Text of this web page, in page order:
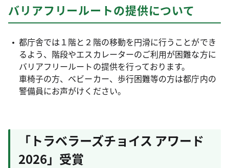
バリアフリールートの提供について
都庁舎では１階と２階の移動を円滑に行うことができ
るよう、階段やエスカレーターのご利用が困難な方に
バリアフリールートの提供を行っております。
車椅子の方、ベビーカー、歩行困難等の方は都庁内の
警備員にお声がけください。
「トラベラーズチョイス アワード
2026」受賞